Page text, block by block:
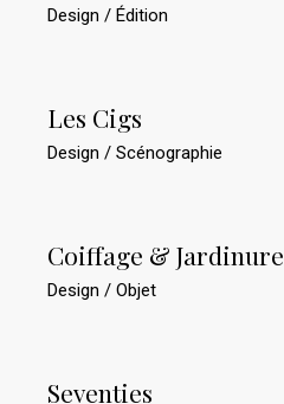
Design Édition
Les Cigs
Design Scénographie
Coiffage & Jardinure
Design Objet
Seventies